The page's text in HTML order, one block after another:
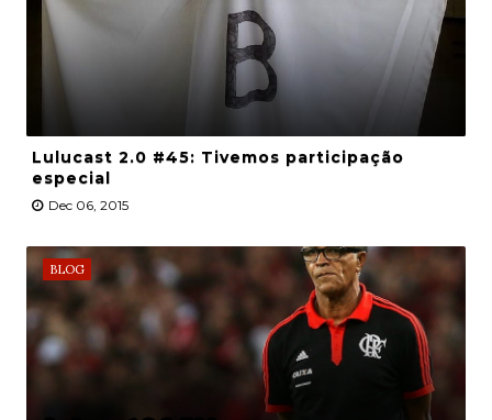
Lulucast 2.0 #45: Tivemos participação
especial
Dec 06, 2015
BLOG